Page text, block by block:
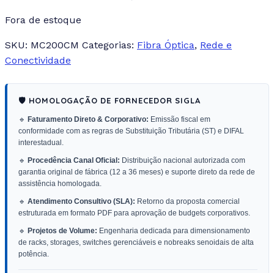
Fora de estoque
SKU: MC200CM Categorias: Fibra Óptica, Rede e
Conectividade
🛡️ HOMOLOGAÇÃO DE FORNECEDOR SIGLA
🔹 Faturamento Direto & Corporativo: Emissão fiscal em
conformidade com as regras de Substituição Tributária (ST) e DIFAL
interestadual.
🔹 Procedência Canal Oficial: Distribuição nacional autorizada com
garantia original de fábrica (12 a 36 meses) e suporte direto da rede de
assistência homologada.
🔹 Atendimento Consultivo (SLA): Retorno da proposta comercial
estruturada em formato PDF para aprovação de budgets corporativos.
🔹 Projetos de Volume: Engenharia dedicada para dimensionamento
de racks, storages, switches gerenciáveis e nobreaks senoidais de alta
potência.